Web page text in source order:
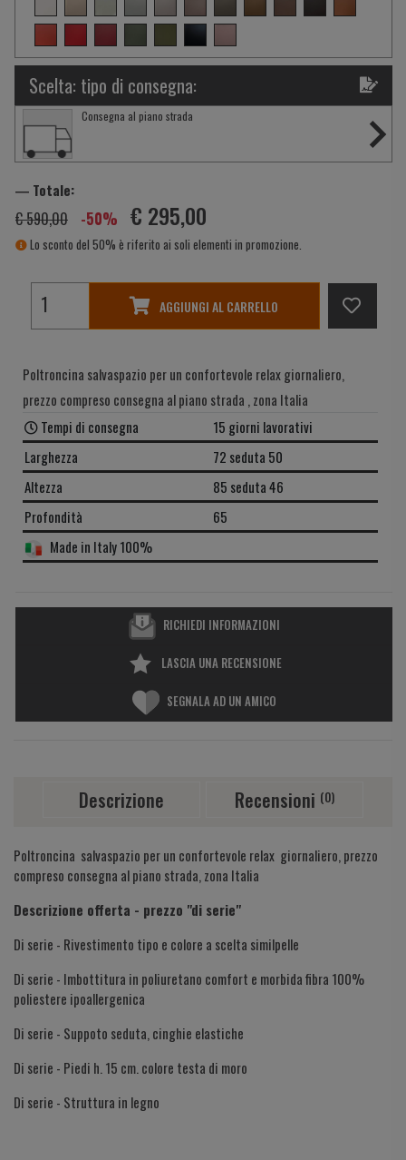
Scelta: tipo di consegna:
Consegna al piano strada
― Totale:
€ 590,00 -50% € 295,00
Lo sconto del 50% è riferito ai soli elementi in promozione.
AGGIUNGI AL CARRELLO
Poltroncina salvaspazio per un confortevole relax giornaliero,
prezzo compreso consegna al piano strada , zona Italia
Tempi di consegna
15 giorni lavorativi
Larghezza
72 seduta 50
Altezza
85 seduta 46
Profondità
65
Made in Italy 100%
RICHIEDI INFORMAZIONI
LASCIA UNA RECENSIONE
SEGNALA AD UN AMICO
Descrizione Recensioni (0)
Poltroncina salvaspazio per un confortevole relax giornaliero, prezzo
compreso consegna al piano strada, zona Italia
Descrizione offerta - prezzo "di serie"
Di serie - Rivestimento tipo e colore a scelta similpelle
Di serie - Imbottitura in poliuretano comfort e morbida fibra 100%
poliestere ipoallergenica
Di serie - Suppoto seduta, cinghie elastiche
Di serie - Piedi h. 15 cm. colore testa di moro
Di serie - Struttura in legno